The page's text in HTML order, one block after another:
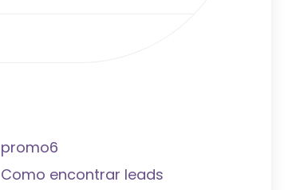
promo6
Como encontrar leads